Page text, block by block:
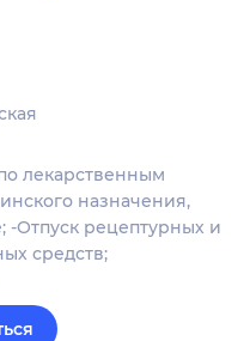
лекарственным
назначения,
-Отпуск рецептурных и
средств;